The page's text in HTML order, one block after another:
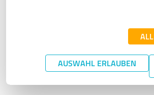
AUSWAHL ERLAUBEN
4.97 von 5